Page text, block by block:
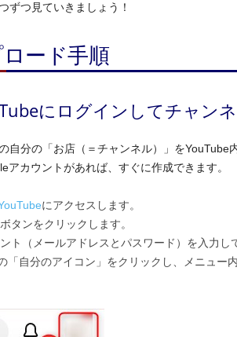
ずつ見ていきましょう！
ード手順
にログインしてチャン
自分の「お店（＝チャンネル）」をYouTube
カウントがあれば、すぐに作成できます。
にアクセスします。
ボタンをクリックします。
ト（メールアドレスとパスワード）を入力し
「自分のアイコン」をクリックし、メニュー